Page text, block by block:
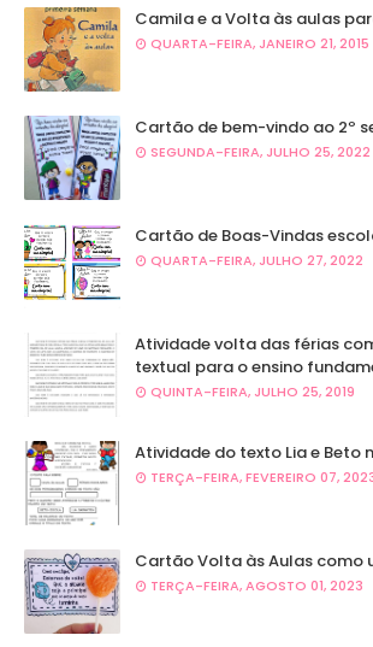
Camila e a Volta às aulas
QUARTA-FEIRA, JANEIRO 21, 2015
Cartão de bem-vindo ao 2º
SEGUNDA-FEIRA, JULHO 25, 2022
Cartão de Boas-Vindas
QUARTA-FEIRA, JULHO 27, 2022
Atividade volta das férias
textual para o ensino
QUINTA-FEIRA, JULHO 25, 2019
Atividade do texto Lia e Beto
TERÇA-FEIRA, FEVEREIRO 07,
Cartão Volta às Aulas como
TERÇA-FEIRA, AGOSTO 01, 2023